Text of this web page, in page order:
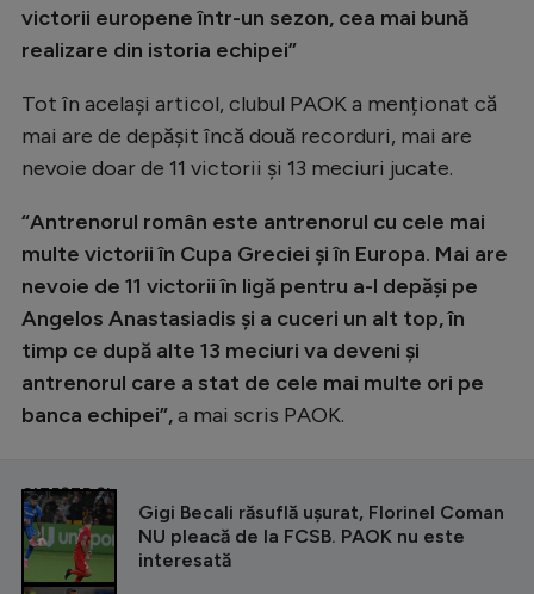
victorii europene într-un sezon, cea mai bună
realizare din istoria echipei”
Tot în același articol, clubul PAOK a menționat că
mai are de depășit încă două recorduri, mai are
nevoie doar de 11 victorii și 13 meciuri jucate.
“Antrenorul român este antrenorul cu cele mai
multe victorii în Cupa Greciei și în Europa. Mai are
nevoie de 11 victorii în ligă pentru a-l depăși pe
Angelos Anastasiadis și a cuceri un alt top, în
timp ce după alte 13 meciuri va deveni și
antrenorul care a stat de cele mai multe ori pe
banca echipei”,a mai scris PAOK.
CITEȘTE ȘI
Gigi Becali răsuflă ușurat, Florinel Coman
NU pleacă de la FCSB. PAOK nu este
interesată